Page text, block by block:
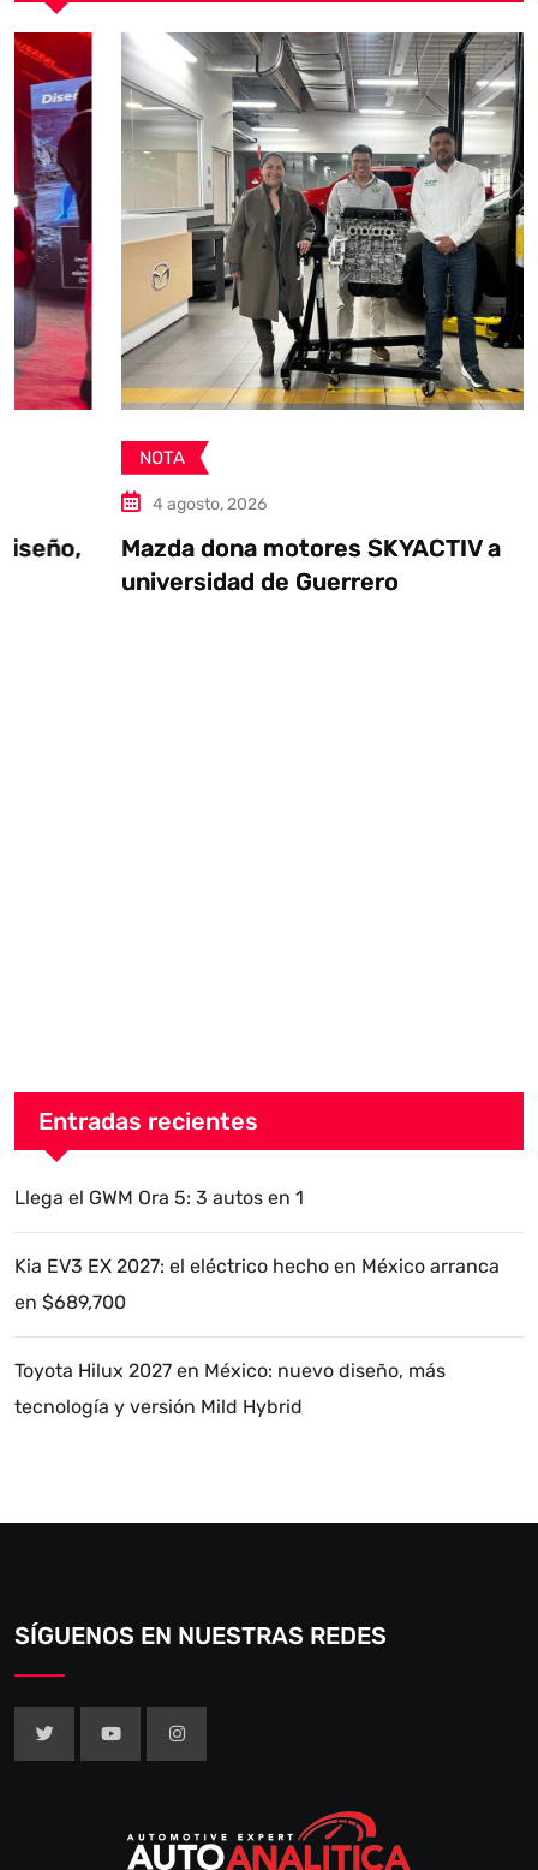
4 agosto, 2026
Mazda dona motores SKYACTIV a
universidad de Guerrero
Entradas recientes
Llega el GWM Ora 5: 3 autos en 1
Kia EV3 EX 2027: el eléctrico hecho en México arranca
en $689,700
Toyota Hilux 2027 en México: nuevo diseño, más
tecnología y versión Mild Hybrid
SÍGUENOS EN NUESTRAS REDES